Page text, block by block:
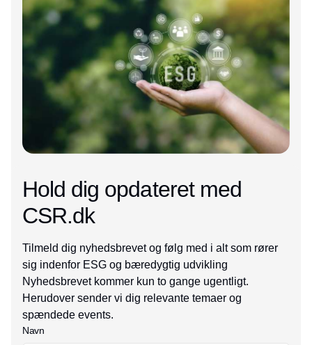
Hold dig opdateret med
CSR.dk
Tilmeld dig nyhedsbrevet og følg med i alt som rører
sig indenfor ESG og bæredygtig udvikling
Nyhedsbrevet kommer kun to gange ugentligt.
Herudover sender vi dig relevante temaer og
spændede events.
Navn